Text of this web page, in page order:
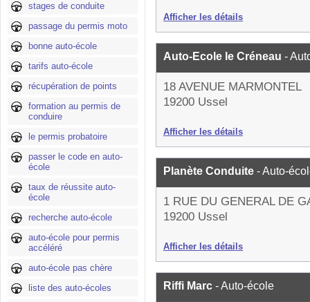
stages de conduite
passage du permis moto
bonne auto-école
tarifs auto-école
récupération de points
formation au permis de
conduire
le permis probatoire
passer le code en auto-
école
taux de réussite auto-
école
recherche auto-école
auto-école pour permis
accéléré
auto-école pas chère
liste des auto-écoles
Afficher les détails
Auto-Ecole le Créneau -
18 AVENUE MARMONTEL
19200 Ussel
Afficher les détails
Planète Conduite - Auto-
1 RUE DU GENERAL DE
19200 Ussel
Afficher les détails
Riffi Marc - Auto-école